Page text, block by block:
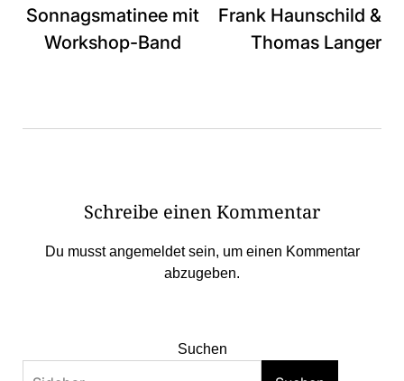
Sonnagsmatinee mit
Workshop-Band
Frank Haunschild &
Thomas Langer
Schreibe einen Kommentar
Du musstangemeldetsein, um einen Kommentar
abzugeben.
Suchen